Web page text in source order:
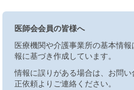
医師会会員の皆様へ
医療機関や介護事業所の基本情
報に基づき作成しています。
情報に誤りがある場合は、お問
正依頼よりご連絡ください。